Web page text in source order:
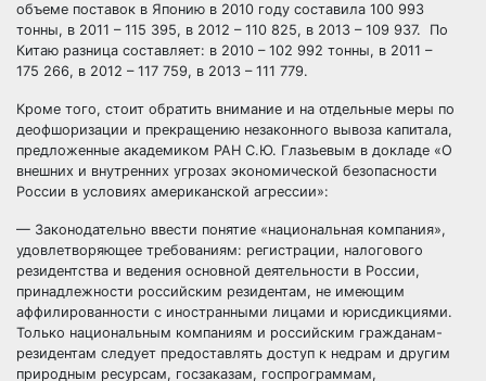
объеме поставок в Японию в 2010 году составила 100 993
тонны, в 2011 – 115 395, в 2012 – 110 825, в 2013 – 109 937. По
Китаю разница составляет: в 2010 – 102 992 тонны, в 2011 –
175 266, в 2012 – 117 759, в 2013 – 111 779.
Кроме того, стоит обратить внимание и на отдельные меры по
деофшоризации и прекращению незаконного вывоза капитала,
предложенные академиком РАН С.Ю. Глазьевым в докладе «О
внешних и внутренних угрозах экономической безопасности
России в условиях американской агрессии»:
— Законодательно ввести понятие «национальная компания»,
удовлетворяющее требованиям: регистрации, налогового
резидентства и ведения основной деятельности в России,
принадлежности российским резидентам, не имеющим
аффилированности с иностранными лицами и юрисдикциями.
Только национальным компаниям и российским гражданам-
резидентам следует предоставлять доступ к недрам и другим
природным ресурсам, госзаказам, госпрограммам,